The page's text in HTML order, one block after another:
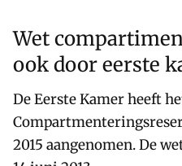
Wet
ook door eerste
De Eerste Kamer heeft
2015 aangenomen. De